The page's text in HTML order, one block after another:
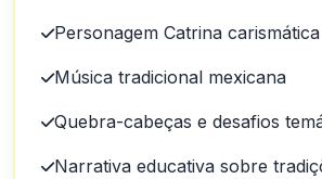
Personagem Catrina carismática
Música tradicional mexicana
Quebra-cabeças e desafios
Narrativa educativa sobre